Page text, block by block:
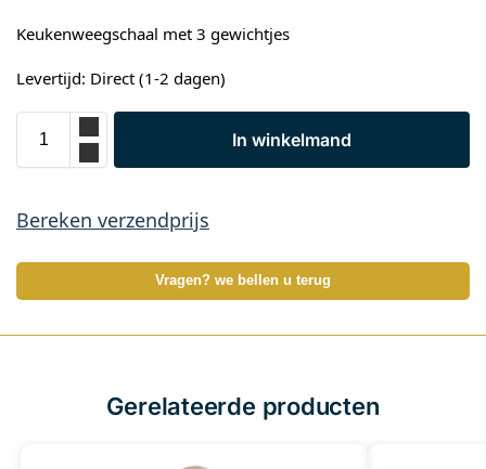
Keukenweegschaal met 3 gewichtjes
Levertijd: Direct (1-2 dagen)
In winkelmand
Bereken verzendprijs
Vragen? we bellen u terug
Gerelateerde producten